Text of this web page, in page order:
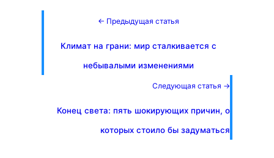
← Предыдущая статья
Климат на грани: мир сталкивается с
небывалыми изменениями
Следующая статья →
Конец света: пять шокирующих причин, о
которых стоило бы задуматься